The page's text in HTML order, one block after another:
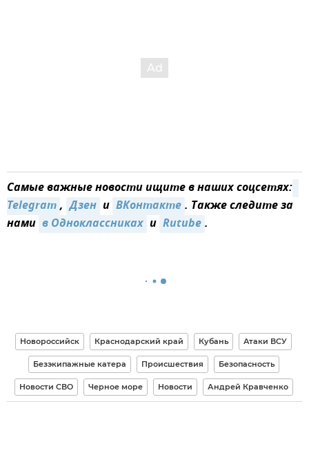
Самые важные новости ищите в наших соцсетях:
Telegram, Дзен и ВКонтакте. Также следите за
нами в Одноклассниках и Rutube.
Новороссийск Краснодарский край Кубань Атаки ВСУ
Безэкипажные катера Происшествия Безопасность
Новости СВО Черное море Новости Андрей Кравченко